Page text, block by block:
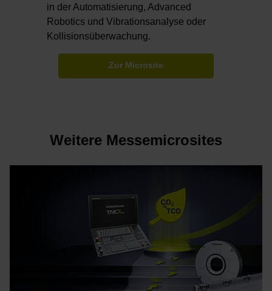
in der Automatisierung, Advanced
Robotics und Vibrationsanalyse oder
Kollisionsüberwachung.
Zur Microsite
Weitere Messemicrosites